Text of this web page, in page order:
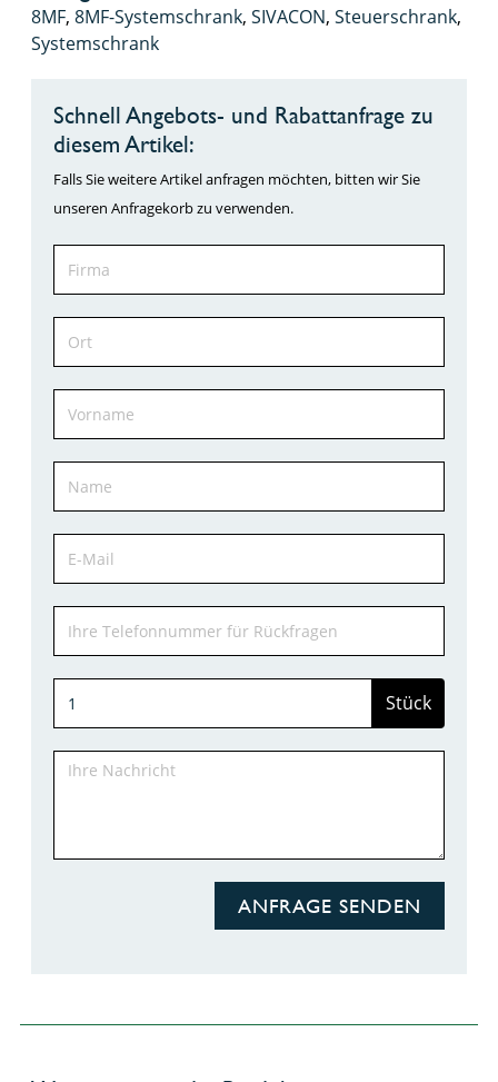
8MF, 8MF-Systemschrank, SIVACON, Steuerschrank,
Systemschrank
Schnell Angebots- und Rabattanfrage zu
diesem Artikel:
Falls Sie weitere Artikel anfragen möchten, bitten wir Sie
unseren Anfragekorb zu verwenden.
Stück
ANFRAGE SENDEN